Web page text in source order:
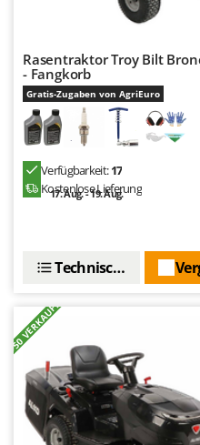
Rasentraktor Troy Bilt
- Fangkorb
Gratis-Zugaben von AgriEuro
Verfügbarkeit:17
Kostenlose Lieferung
17. Aug. - 19. Aug.
Technische Daten
+50 VERKAUFT